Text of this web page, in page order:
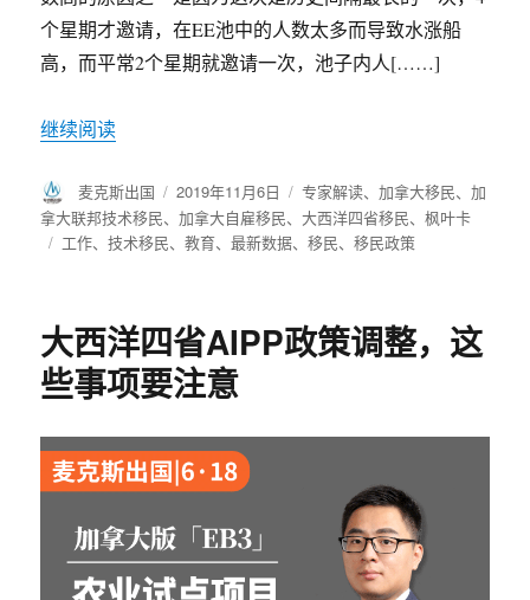
个星期才邀请，在EE池中的人数太多而导致水涨船
高，而平常2个星期就邀请一次，池子内人[……]
继续阅读
作
者
麦克斯出国
发
布
于
2019年11月6日
分
类
专家解读、加拿大移民、加
拿大联邦技术移民、加拿大自雇移民、大西洋四省移民、枫叶卡
标
工作、技术移民、教育、最新数据、移民、移民政策
大西洋四省AIPP政策调整，这
些事项要注意